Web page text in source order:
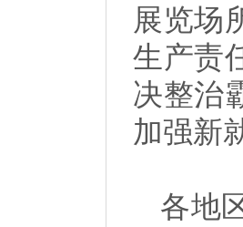
展览场
生产责
决整治
加强新
各地